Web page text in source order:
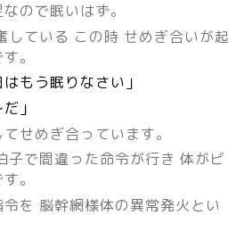
ので眠いはず。
している この時 せめぎ合いが起
。
もう眠りなさい」
」
せめぎ合っています。
子で間違った命令が行き 体がビ
。
を 脳幹網様体の異常発火とい